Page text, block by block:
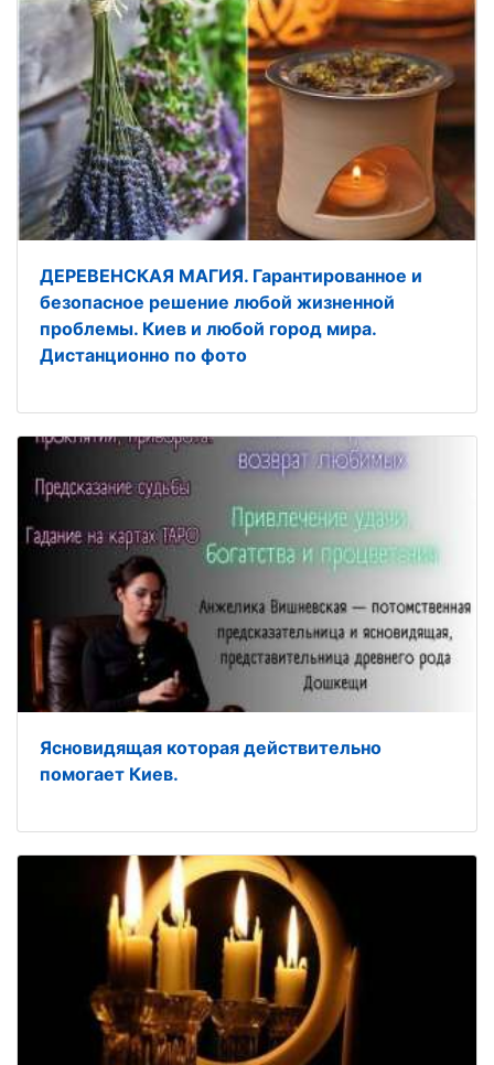
ДЕРЕВЕНСКАЯ МАГИЯ. Гарантированное и
безопасное решение любой жизненной
проблемы. Киев и любой город мира.
Дистанционно по фото
Ясновидящая которая действительно
помогает Киев.